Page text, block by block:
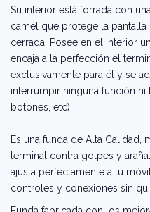
Su interior está forrada con
camel que protege la
cerrada. Posee en el interior
encaja a la perfección el
exclusivamente para él y se
interrumpir ninguna función
botones, etc).
Es una funda de Alta Calidad,
terminal contra golpes y
ajusta perfectamente a tu
controles y conexiones sin